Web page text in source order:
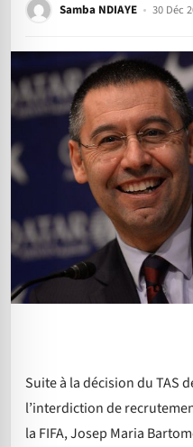
Samba NDIAYE 30 Déc
Suite à la décision du TAS
l’interdiction de
la FIFA, Josep Maria